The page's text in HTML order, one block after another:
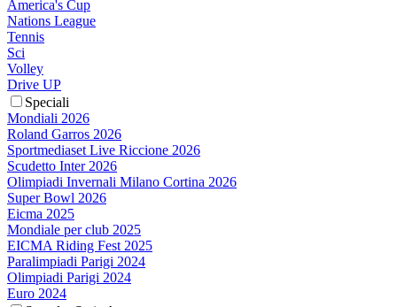
America's Cup
Nations League
Tennis
Sci
Volley
Drive UP
Speciali
Mondiali 2026
Roland Garros 2026
Sportmediaset Live Riccione 2026
Scudetto Inter 2026
Olimpiadi Invernali Milano Cortina 2026
Super Bowl 2026
Eicma 2025
Mondiale per club 2025
EICMA Riding Fest 2025
Paralimpiadi Parigi 2024
Olimpiadi Parigi 2024
Euro 2024